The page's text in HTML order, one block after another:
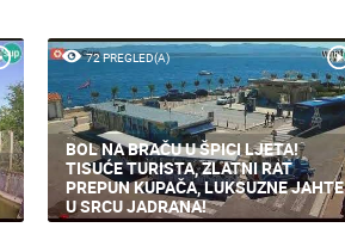
72 PREGLED(A)
BOL NA BRAČU U ŠPICI LJETA!
TISUĆE TURISTA, ZLATNI RAT
PREPUN KUPAČA, LUKSUZNE JAHTE
U SRCU JADRANA!